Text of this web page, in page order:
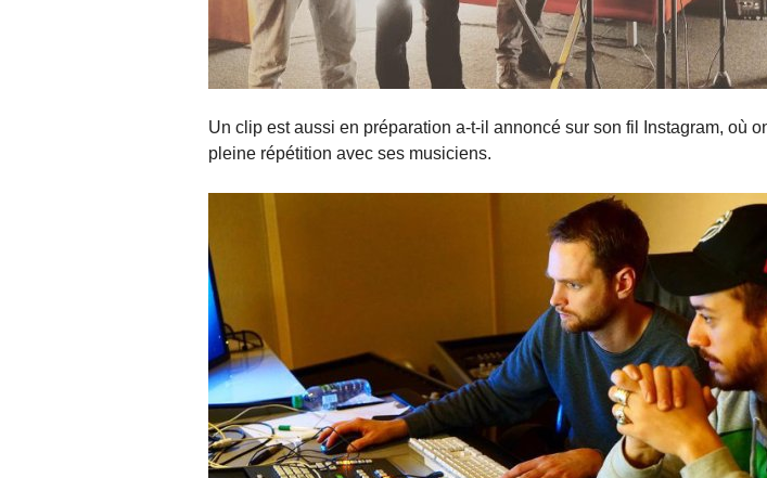
Un clip est aussi en préparation a-t-il annoncé sur son fil Instagram, où
pleine répétition avec ses musiciens.